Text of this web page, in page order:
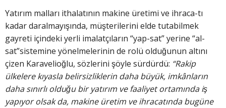
Yatırım malları ithalatının makine üretimi ve ihraca-tı
kadar daralmayışında, müşterilerini elde tutabilmek
gayreti içindeki yerli imalatçıların “yap-sat” yerine “al-
sat”sistemine yönelmelerinin de rolü olduğunun altını
çizen Karavelioğlu, sözlerini şöyle sürdürdü: “Rakip
ülkelere kıyasla belirsizliklerin daha büyük, imkânların
daha sınırlı olduğu bir yatırım ve faaliyet ortamında iş
yapıyor olsak da, makine üretim ve ihracatında bugüne